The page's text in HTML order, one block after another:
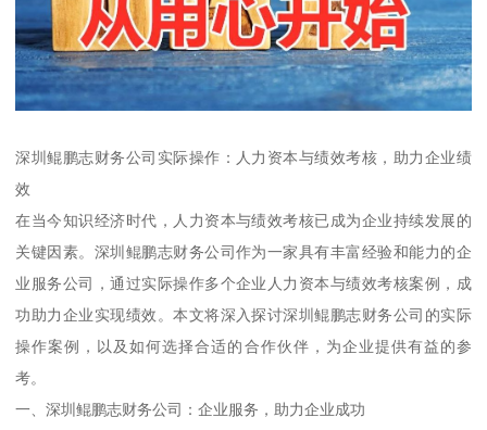
深圳鲲鹏志财务公司实际操作：人力资本与绩效考核，助力企业绩
效
在当今知识经济时代，人力资本与绩效考核已成为企业持续发展的
关键因素。深圳鲲鹏志财务公司作为一家具有丰富经验和能力的企
业服务公司，通过实际操作多个企业人力资本与绩效考核案例，成
功助力企业实现绩效。本文将深入探讨深圳鲲鹏志财务公司的实际
操作案例，以及如何选择合适的合作伙伴，为企业提供有益的参
考。
一、深圳鲲鹏志财务公司：企业服务，助力企业成功